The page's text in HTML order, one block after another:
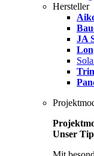
Hersteller
JA
Unser